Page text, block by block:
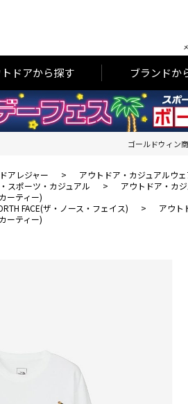
ドアから探す ブランドか
ゴールドウィン
アレジャー > アウトドア・カジュアルウェ
スポーツ・カジュアル > アウトドア・カ
ーティー)
FACE(ザ・ノース・フェイス) > アウト
ーティー)